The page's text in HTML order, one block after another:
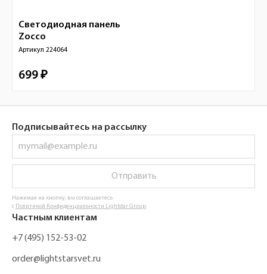
Светодиодная панель
Zocco
Артикул 224064
699 ₽
Подписывайтесь на рассылку
Отправить
Нажимая на кнопку, вы соглашаетесь
с Политикой Конфиденциальности Lightstar Group
Частным клиентам
+7 (495) 152-53-02
order@lightstarsvet.ru